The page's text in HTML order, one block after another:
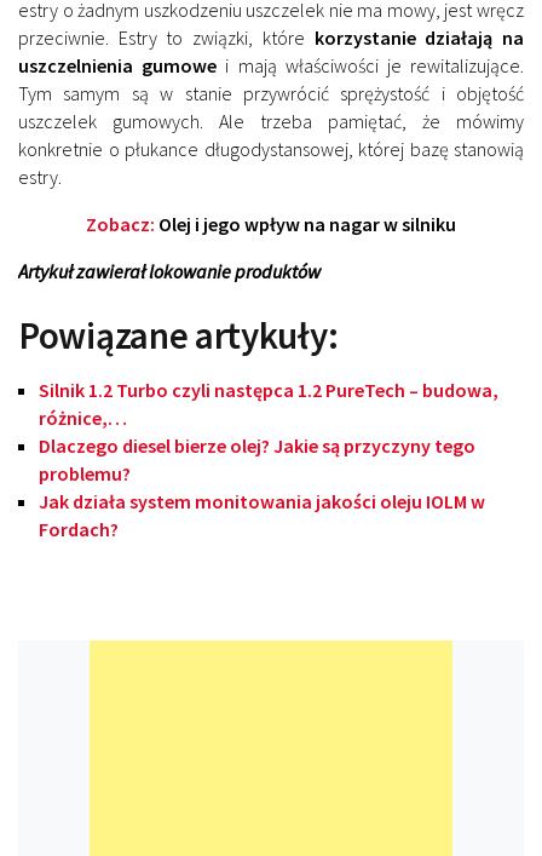
estry o żadnym uszkodzeniu uszczelek nie ma mowy, jest wręcz
przeciwnie. Estry to związki, które korzystanie działają na
uszczelnienia gumowe i mają właściwości je rewitalizujące.
Tym samym są w stanie przywrócić sprężystość i objętość
uszczelek gumowych. Ale trzeba pamiętać, że mówimy
konkretnie o płukance długodystansowej, której bazę stanowią
estry.
Zobacz: Olej i jego wpływ na nagar w silniku
Artykuł zawierał lokowanie produktów
Powiązane artykuły:
Silnik 1.2 Turbo czyli następca 1.2 PureTech – budowa,
różnice,…
Dlaczego diesel bierze olej? Jakie są przyczyny tego
problemu?
Jak działa system monitowania jakości oleju IOLM w
Fordach?